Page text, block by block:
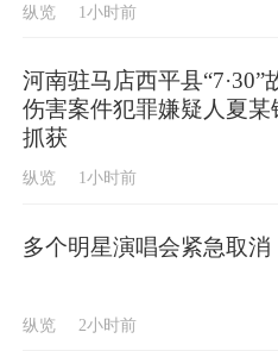
纵览 1小时前
河南驻马店西平县“7·30”
伤害案件犯罪嫌疑人夏某
抓获
纵览 1小时前
多个明星演唱会紧急取消
纵览 2小时前